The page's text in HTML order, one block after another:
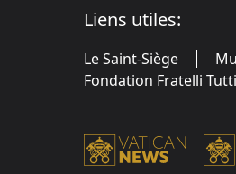
Liens utiles:
Le Saint-Siège
Fondation Fratelli Tutti